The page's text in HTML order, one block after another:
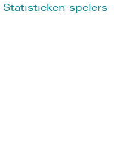
Statistieken spelers